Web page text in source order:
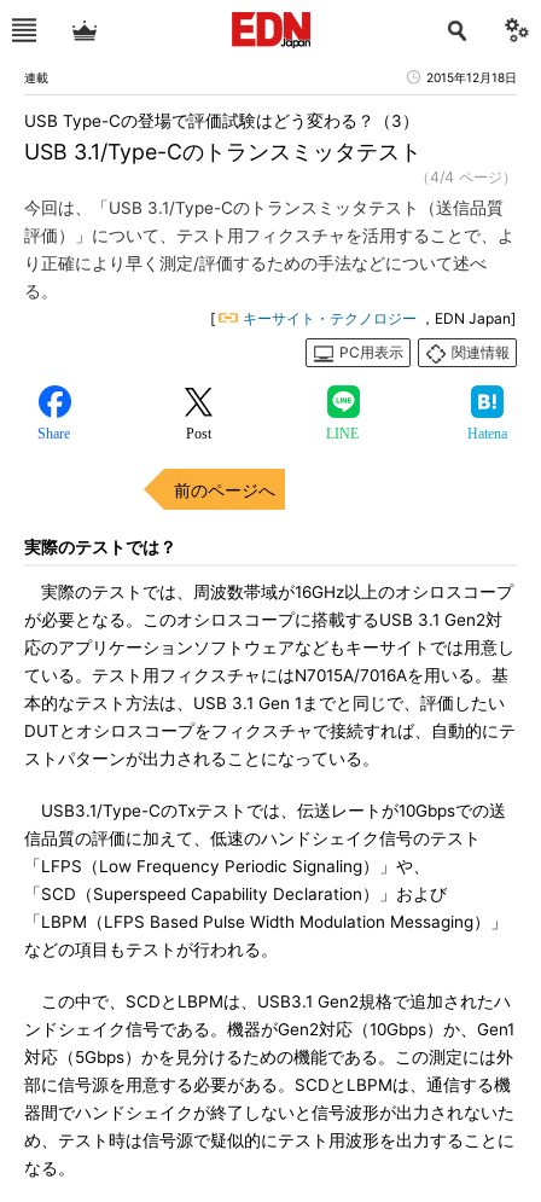
連載 2015年12月18日
USB 3.1/Type-Cのトランスミッタテスト
USB Type-Cの登場で評価試験はどう変わる？（3）
（4/4 ページ）
今回は、「USB 3.1/Type-Cのトランスミッタテスト（送信品質
評価）」について、テスト用フィクスチャを活用することで、よ
り正確により早く測定/評価するための手法などについて述べ
る。
[ キーサイト・テクノロジー ，EDN Japan]
PC用表示
関連情報
Share Post LINE Hatena
前のページへ
実際のテストでは？
実際のテストでは、周波数帯域が16GHz以上のオシロスコープ
が必要となる。このオシロスコープに搭載するUSB 3.1 Gen2対
応のアプリケーションソフトウェアなどもキーサイトでは用意し
ている。テスト用フィクスチャにはN7015A/7016Aを用いる。基
本的なテスト方法は、USB 3.1 Gen 1までと同じで、評価したい
DUTとオシロスコープをフィクスチャで接続すれば、自動的にテ
ストパターンが出力されることになっている。
USB3.1/Type-CのTxテストでは、伝送レートが10Gbpsでの送
信品質の評価に加えて、低速のハンドシェイク信号のテスト
「LFPS（Low Frequency Periodic Signaling）」や、
「SCD（Superspeed Capability Declaration）」および
「LBPM（LFPS Based Pulse Width Modulation Messaging）」
などの項目もテストが行われる。
この中で、SCDとLBPMは、USB3.1 Gen2規格で追加されたハ
ンドシェイク信号である。機器がGen2対応（10Gbps）か、Gen1
対応（5Gbps）かを見分けるための機能である。この測定には外
部に信号源を用意する必要がある。SCDとLBPMは、通信する機
器間でハンドシェイクが終了しないと信号波形が出力されないた
め、テスト時は信号源で疑似的にテスト用波形を出力することに
なる。